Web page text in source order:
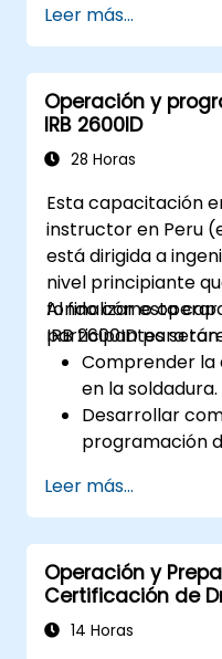
ROVs bajo el
Pilotar ROVs
escenarios
Realizar
diagnosticar
Aplicar
Leer más...
Operación y
IRB 2600ID
28 Horas
Esta capacitación
instructor en Peru
está dirigida a
nivel principiante
fondo cómo
IRB 2600ID para
Al finalizar esta
participantes
Comprender la
en la soldadura.
Desarrollar
programación
Aprender a
2600ID de
Comprender
procedimientos
para
Leer más...
Operación y
Certificación de
14 Horas